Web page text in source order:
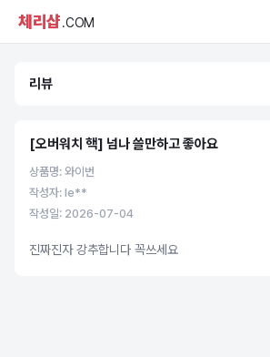
체리샵.COM
리뷰
[오버워치 핵] 넘나 쓸만하고 좋아요
상품명: 와이번
작성자: le**
작성일: 2026-07-04
진짜진자 강추합니다 꼭쓰세요